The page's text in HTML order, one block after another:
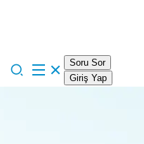
Soru Sor
Giriş Yap